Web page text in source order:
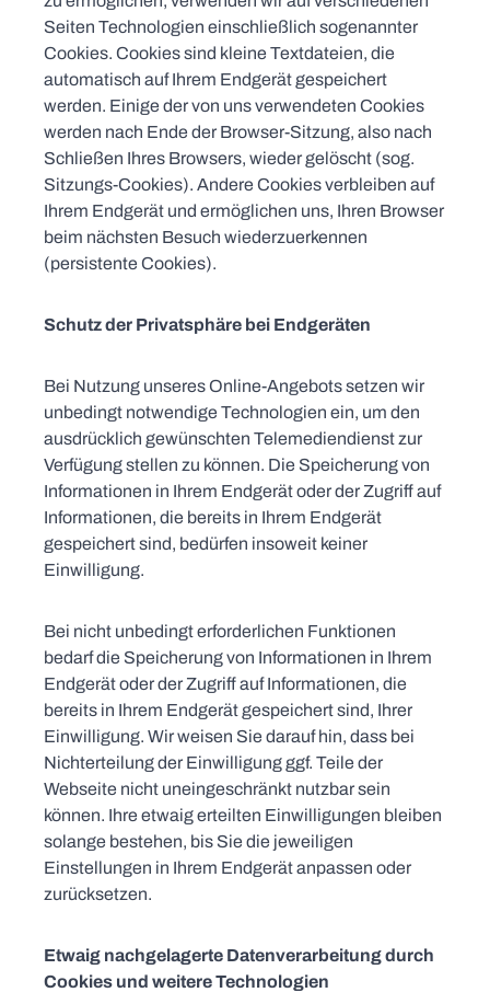
Seiten Technologien einschließlich sogenannter
Cookies. Cookies sind kleine Textdateien, die
automatisch auf Ihrem Endgerät gespeichert
werden. Einige der von uns verwendeten Cookies
werden nach Ende der Browser-Sitzung, also nach
Schließen Ihres Browsers, wieder gelöscht (sog.
Sitzungs-Cookies). Andere Cookies verbleiben auf
Ihrem Endgerät und ermöglichen uns, Ihren Browser
beim nächsten Besuch wiederzuerkennen
(persistente Cookies).
Schutz der Privatsphäre bei Endgeräten
Bei Nutzung unseres Online-Angebots setzen wir
unbedingt notwendige Technologien ein, um den
ausdrücklich gewünschten Telemediendienst zur
Verfügung stellen zu können. Die Speicherung von
Informationen in Ihrem Endgerät oder der Zugriff auf
Informationen, die bereits in Ihrem Endgerät
gespeichert sind, bedürfen insoweit keiner
Einwilligung.
Bei nicht unbedingt erforderlichen Funktionen
bedarf die Speicherung von Informationen in Ihrem
Endgerät oder der Zugriff auf Informationen, die
bereits in Ihrem Endgerät gespeichert sind, Ihrer
Einwilligung. Wir weisen Sie darauf hin, dass bei
Nichterteilung der Einwilligung ggf. Teile der
Webseite nicht uneingeschränkt nutzbar sein
können. Ihre etwaig erteilten Einwilligungen bleiben
solange bestehen, bis Sie die jeweiligen
Einstellungen in Ihrem Endgerät anpassen oder
zurücksetzen.
Etwaig nachgelagerte Datenverarbeitung durch
Cookies und weitere Technologien